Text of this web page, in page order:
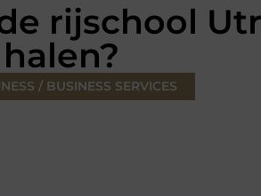
rijschool
halen?
/ BUSINESS SERVICES